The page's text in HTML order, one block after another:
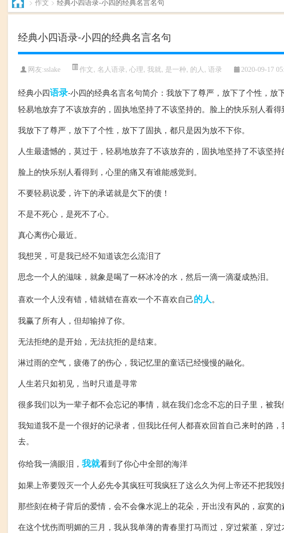
经典小四语录-小四的经典名言名句
网友:sslake 作文, 名人语录, 心理, 我就, 是一种, 的人 , 语录 2020-09-17
经典小四语录-小四的经典名言名句简介：我放下了尊严，放下了个性，放
轻易地放弃了不该放弃的，固执地坚持了不该坚持的。脸上的快乐别人看得
我放下了尊严，放下了个性，放下了固执，都只是因为放不下你。
人生最遗憾的，莫过于，轻易地放弃了不该放弃的，固执地坚持了不该坚持
脸上的快乐别人看得到，心里的痛又有谁能感觉到。
不要轻易说爱，许下的承诺就是欠下的债！
不是不死心，是死不了心。
真心离伤心最近。
我想哭，可是我已经不知道该怎么流泪了
思念一个人的滋味，就象是喝了一杯冰冷的水，然后一滴一滴凝成热泪。
喜欢一个人没有错，错就错在喜欢一个不喜欢自己的人。
我赢了所有人，但却输掉了你。
无法拒绝的是开始，无法抗拒的是结束。
淋过雨的空气，疲倦了的伤心，我记忆里的童话已经慢慢的融化。
人生若只如初见，当时只道是寻常
很多我们以为一辈子都不会忘记的事情，就在我们念念不忘的日子里，被我
我知道我不是一个很好的记录者，但我比任何人都喜欢回首自己来时的路
去。
你给我一滴眼泪， 我就看到了你心中全部的海洋
如果上帝要毁灭一个人必先令其疯狂可我疯狂了这么久为何上帝还不把我毁
那些刻在椅子背后的爱情，会不会像水泥上的花朵，开出没有风的，寂寞的
在这个忧伤而明媚的三月，我从我单薄的青春里打马而过，穿过紫堇，穿过